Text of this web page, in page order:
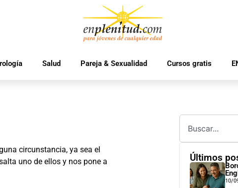
Salud Pareja & Sexualidad Cursos gratis
circunstancia, ya sea el
uno de ellos y nos pone a
Últimos
10/